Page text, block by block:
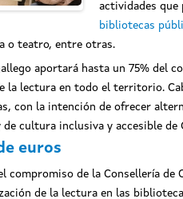
actividades que
bibliotecas
o teatro, entre otras.
aportará hasta un 75% del
la lectura en todo el territorio.
con la intención de ofrecer
cultura inclusiva y accesible de
euros
compromiso de la Consellería
de la lectura en las